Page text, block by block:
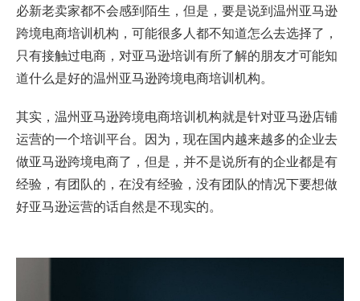
必新老卖家都不会感到陌生，但是，要是说到温州亚马逊
跨境电商培训机构，可能很多人都不知道怎么去选择了，
只有接触过电商，对亚马逊培训有所了解的朋友才可能知
道什么是好的温州亚马逊跨境电商培训机构。
其实，温州亚马逊跨境电商培训机构就是针对亚马逊店铺
运营的一个培训平台。因为，现在国内越来越多的企业去
做亚马逊跨境电商了，但是，并不是说所有的企业都是有
经验，有团队的，在没有经验，没有团队的情况下要想做
好亚马逊运营的话自然是不现实的。